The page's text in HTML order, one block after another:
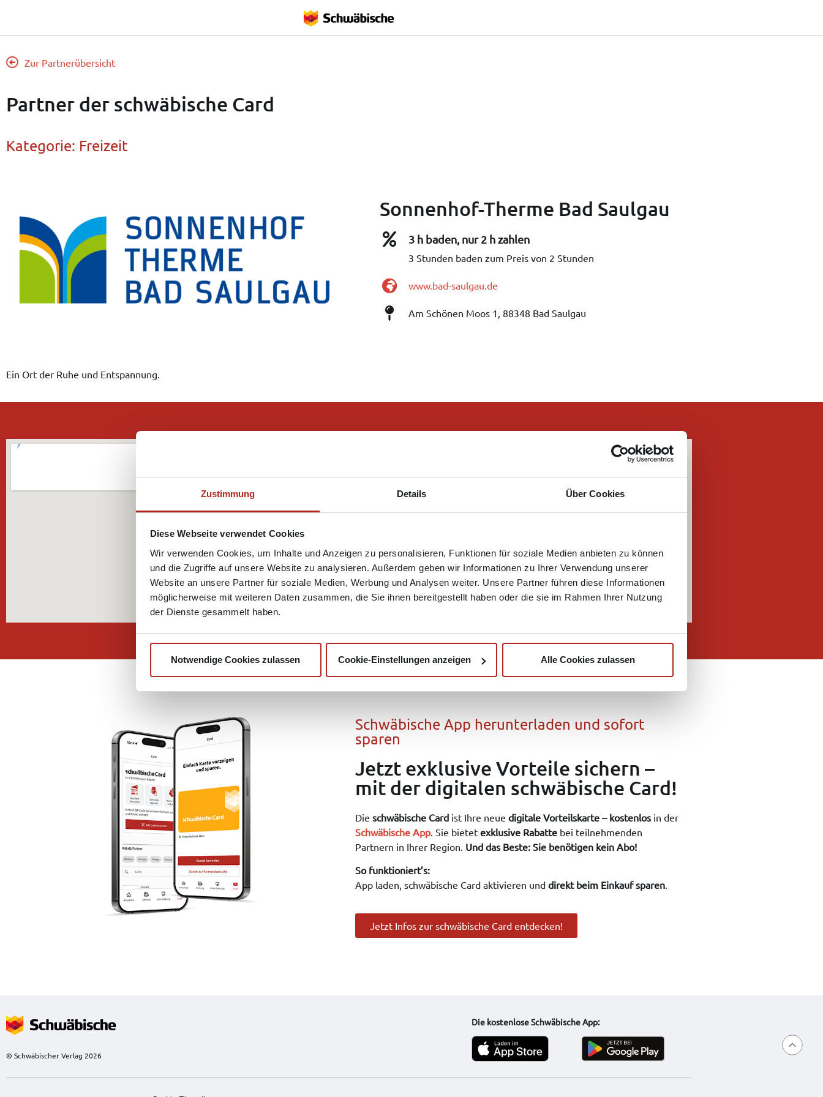
Zustimmung Details Über Cookies
Diese Webseite verwendet Cookies
Wir verwenden Cookies, um Inhalte und Anzeigen zu personalisieren, Funktionen für soziale Medien anbieten zu können
und die Zugriffe auf unsere Website zu analysieren. Außerdem geben wir Informationen zu Ihrer Verwendung unserer
Website an unsere Partner für soziale Medien, Werbung und Analysen weiter. Unsere Partner führen diese Informationen
möglicherweise mit weiteren Daten zusammen, die Sie ihnen bereitgestellt haben oder die sie im Rahmen Ihrer Nutzung
der Dienste gesammelt haben.
Notwendige Cookies zulassen Cookie-Einstellungen anzeigen Alle Cookies zulassen
Zur Partnerübersicht
Partner der schwäbische Card
Kategorie: Freizeit
Sonnenhof-Therme Bad Saulgau
3 h baden, nur 2 h zahlen
3 Stunden baden zum Preis von 2 Stunden
www.bad-saulgau.de
Am Schönen Moos 1, 88348 Bad Saulgau
Ein Ort der Ruhe und Entspannung.
Schwäbische App herunterladen und sofort
sparen
Jetzt exklusive Vorteile sichern –
mit der digitalen schwäbische Card!
Die schwäbische Card ist Ihre neue digitale Vorteilskarte – kostenlos in der
Schwäbische App. Sie bietet exklusive Rabatte bei teilnehmenden
Partnern in Ihrer Region. Und das Beste: Sie benötigen kein Abo!
So funktioniert’s:
App laden, schwäbische Card aktivieren und direkt beim Einkauf sparen.
Jetzt Infos zur schwäbische Card entdecken!
© Schwäbischer Verlag 2026
Die kostenlose Schwäbische App: